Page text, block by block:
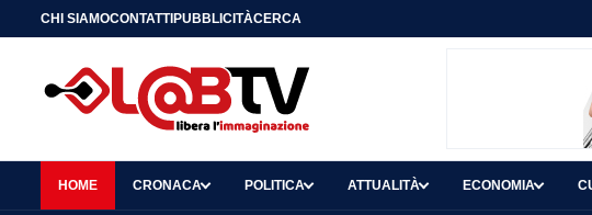
CHI SIAMOCONTATTIPUBBLICITÀCERCA
HOME CRONACA POLITICA ATTUALITÀ ECONOMIA